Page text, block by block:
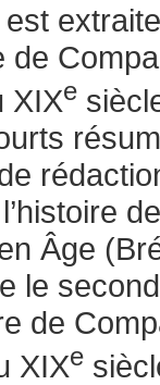
de
XIXe
Âge
le
de
XIXe